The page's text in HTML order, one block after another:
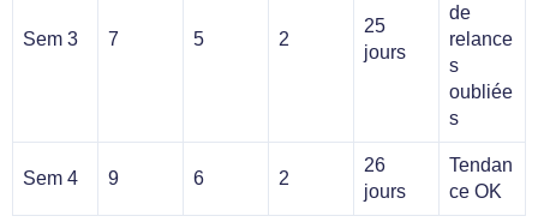
Sem 3 7 5 2
25
jours
de
relance
s
oubliée
s
Sem 4 9 6 2
26
jours
Tendan
ce OK